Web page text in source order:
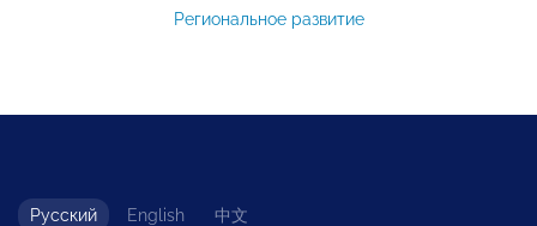
Региональное развитие
Русский English 中文